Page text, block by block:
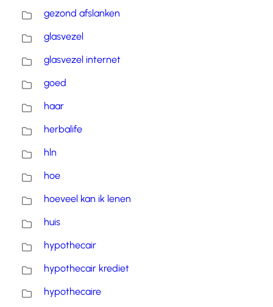
gezond afslanken
glasvezel
glasvezel internet
goed
haar
herbalife
hln
hoe
hoeveel kan ik lenen
huis
hypothecair
hypothecair krediet
hypothecaire